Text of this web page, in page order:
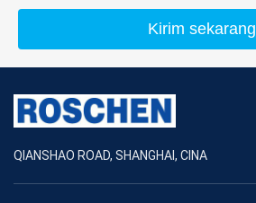
Kirim sekarang
QIANSHAO ROAD, SHANGHAI, CINA